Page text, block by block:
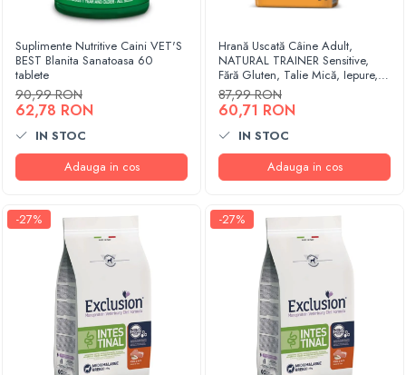
Suplimente Nutritive Caini VET'S
BEST Blanita Sanatoasa 60
tablete
90,99 RON
62,78 RON
IN STOC
Adauga in cos
Hrană Uscată Câine Adult,
NATURAL TRAINER Sensitive,
Fără Gluten, Talie Mică, Iepure,
2kg
87,99 RON
60,71 RON
IN STOC
Adauga in cos
-27% -27%